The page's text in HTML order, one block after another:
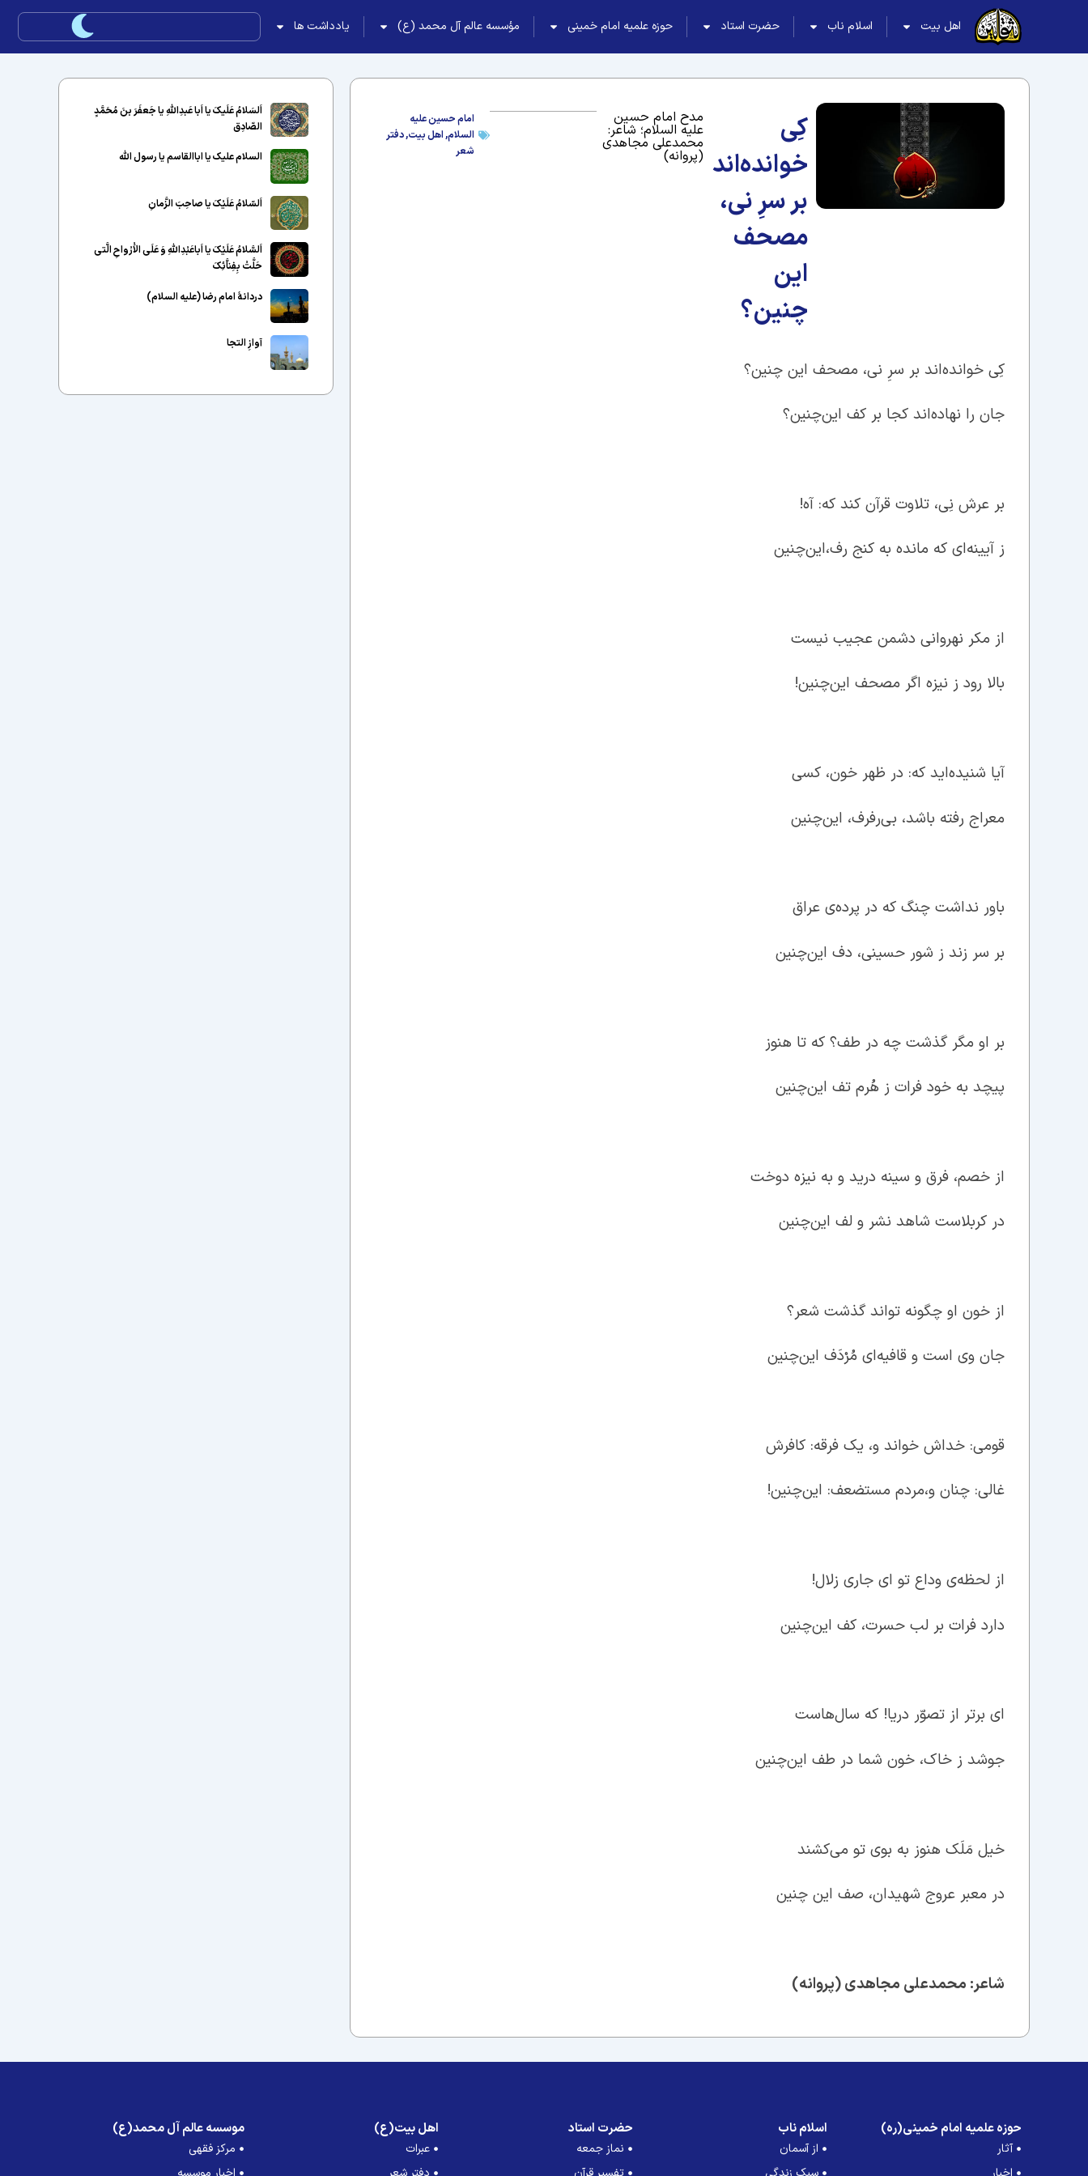
اهل بیت اسلام ناب حضرت استاد حوزه علمیه امام خمینی مؤسسه عالم آل محمد (ع) یادداشت ها
کِی
خوانده‌اند
بر سرِ نی،
مصحف
این
چنین؟
مدح امام حسین
علیه السلام؛ شاعر:
محمدعلی مجاهدی
(پروانه)
امام حسین علیه
السلام,اهل بیت,دفتر
شعر
کِی خوانده‌اند بر سرِ نی، مصحف این چنین؟
جان را نهاده‌اند کجا بر کف این‌چنین؟
بر عرش نِی، تلاوت قرآن کند که: آه!
ز آیینه‌ای که مانده به کنج رف،‌این‌چنین
از مکر نهروانی دشمن عجیب نیست
بالا رود ز نیزه اگر مصحف این‌چنین!
آیا شنیده‌اید که: در ظهر خون، کسی
معراج رفته باشد، بی‌رفرف، این‌چنین
باور نداشت چنگ که در پرده‌ی عراق
بر سر زند ز شور حسینی، دف این‌چنین
بر او مگر گذشت چه در طف؟ که تا هنوز
پیچد به خود فرات ز هُرم تف این‌چنین
از خصم، فرق و سینه درید و به نیزه دوخت
در کربلاست شاهد نشر و لف این‌چنین
از خون او چگونه تواند گذشت شعر؟
جان وی است و قافیه‌ای مُرْدَف این‌چنین
قومی: خداش خواند و، یک فرقه: کافرش
غالی: چنان و،‌مردم مستضعف: این‌چنین!
از لحظه‌ی وداع تو ای جاری زلال!
دارد فرات بر لب حسرت، کف این‌چنین
ای برتر از تصوّر دریا! که سال‌هاست
جوشد ز خاک، خون شما در طف این‌چنین
خیل مَلَک هنوز به بوی تو می‌کشند
در معبر عروج شهیدان، صف این چنین
شاعر: محمدعلی مجاهدی (پروانه)
اَلسَلامُ عَلَیکَ یا اَبا عَبدِاللّهِ یا جَعفَرَ بنَ مُحَمَّدٍ
الصّادِق
السلام علیک یا اباالقاسم یا رسول الله
اَلسّلامُ عَلَیْکَ یا صاحِبَ الزَّمانِ
اَلسَّلامُ عَلَیْکَ یا اَباعَبْدِاللَّهِ وَ عَلَى الاَْرْواحِ الَّتى
حَلَّتْ بِفِناَّئِکَ
دردانهٔ امام رضا (علیه السلام)
آوازِ التجا
حوزه علمیه امام خمینی(ره)
آثار
اسلام ناب
از آسمان
حضرت استاد
نماز جمعه
اهل بیت(ع)
عبرات
موسسه عالم آل محمد(ع)
مرکز فقهی